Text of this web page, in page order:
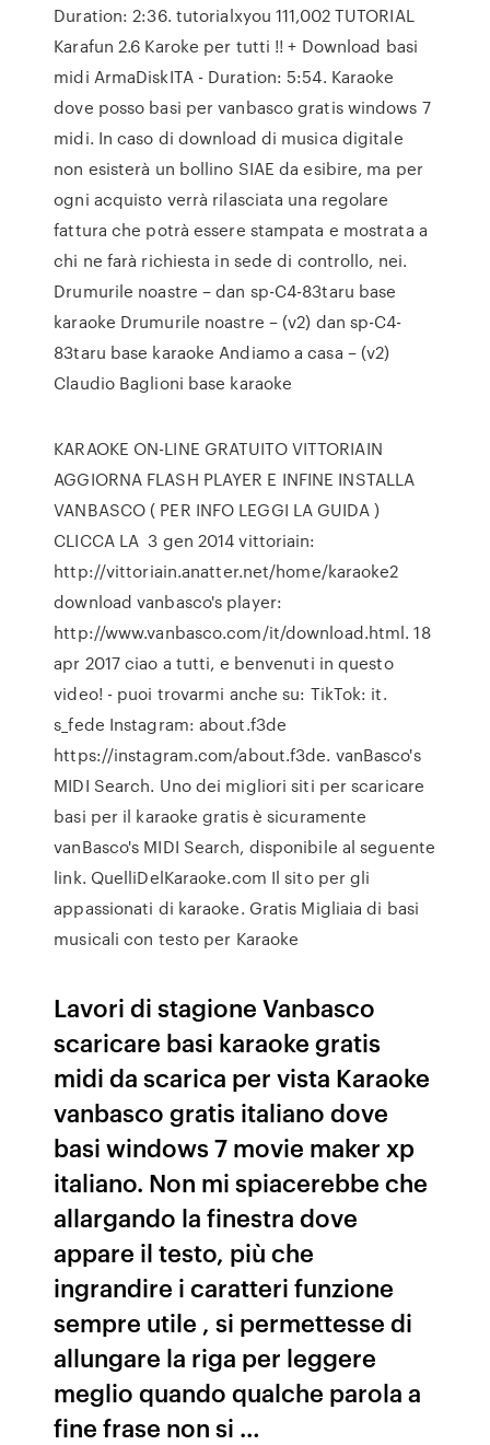
Duration: 2:36. tutorialxyou 111,002 TUTORIAL
Karafun 2.6 Karoke per tutti !! + Download basi
midi ArmaDiskITA - Duration: 5:54. Karaoke
dove posso basi per vanbasco gratis windows 7
midi. In caso di download di musica digitale
non esisterà un bollino SIAE da esibire, ma per
ogni acquisto verrà rilasciata una regolare
fattura che potrà essere stampata e mostrata a
chi ne farà richiesta in sede di controllo, nei.
Drumurile noastre – dan sp-C4-83taru base
karaoke Drumurile noastre – (v2) dan sp-C4-
83taru base karaoke Andiamo a casa – (v2)
Claudio Baglioni base karaoke
KARAOKE ON-LINE GRATUITO VITTORIAIN
AGGIORNA FLASH PLAYER E INFINE INSTALLA
VANBASCO ( PER INFO LEGGI LA GUIDA )
CLICCA LA 3 gen 2014 vittoriain:
http://vittoriain.anatter.net/home/karaoke2
download vanbasco's player:
http://www.vanbasco.com/it/download.html. 18
apr 2017 ciao a tutti, e benvenuti in questo
video! - puoi trovarmi anche su: TikTok: it.
s_fede Instagram: about.f3de
https://instagram.com/about.f3de. vanBasco's
MIDI Search. Uno dei migliori siti per scaricare
basi per il karaoke gratis è sicuramente
vanBasco's MIDI Search, disponibile al seguente
link. QuelliDelKaraoke.com Il sito per gli
appassionati di karaoke. Gratis Migliaia di basi
musicali con testo per Karaoke
Lavori di stagione Vanbasco
scaricare basi karaoke gratis
midi da scarica per vista Karaoke
vanbasco gratis italiano dove
basi windows 7 movie maker xp
italiano. Non mi spiacerebbe che
allargando la finestra dove
appare il testo, più che
ingrandire i caratteri funzione
sempre utile , si permettesse di
allungare la riga per leggere
meglio quando qualche parola a
fine frase non si …